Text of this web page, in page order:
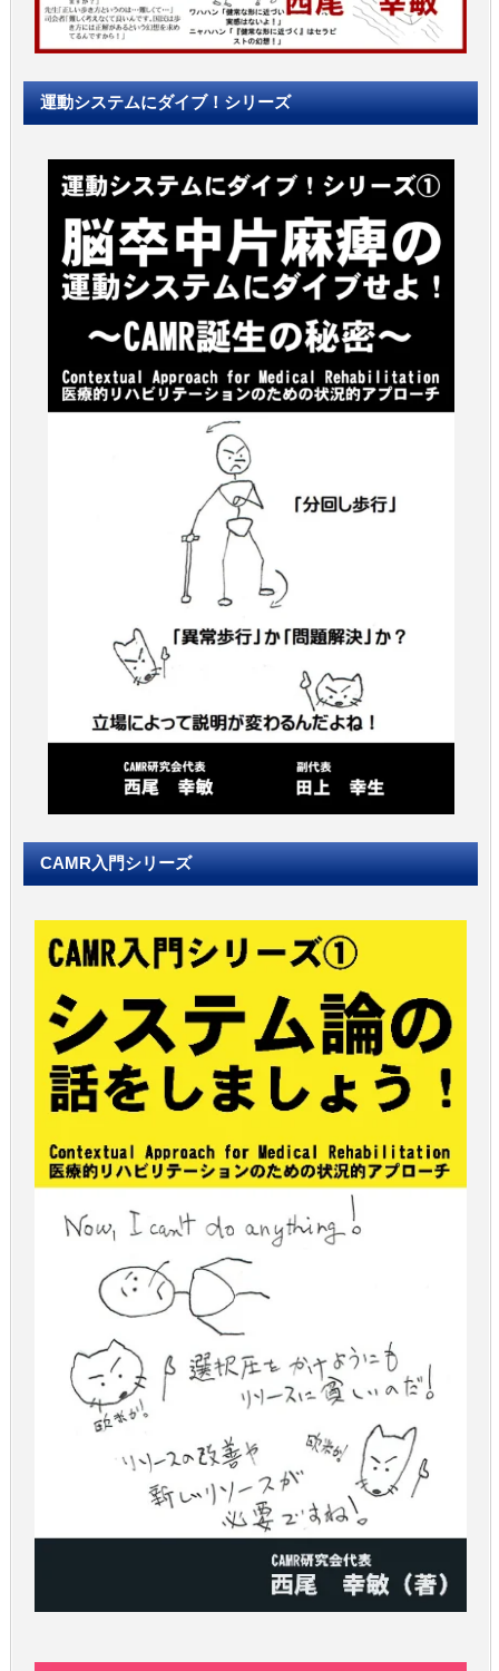
運動システムにダイブ！シリーズ
CAMR入門シリーズ